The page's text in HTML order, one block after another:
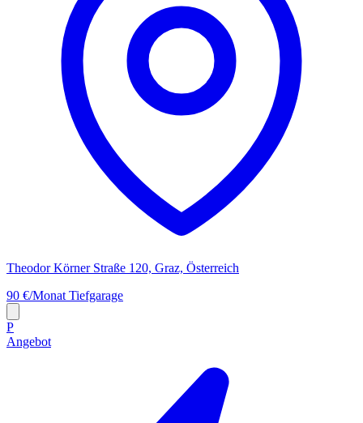
Theodor Körner Straße 120, Graz, Österreich
90 €/Monat Tiefgarage
P
Angebot